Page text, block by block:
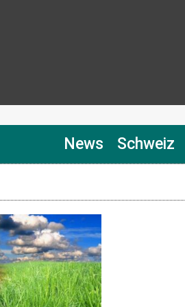
News Schweiz